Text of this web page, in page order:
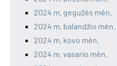
2024 m. gegužės mėn.
2024 m. balandžio mėn.
2024 m. kovo mėn.
2024 m. vasario mėn.